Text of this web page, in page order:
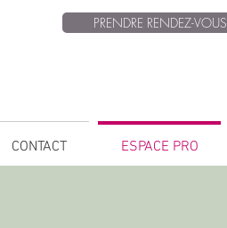
PRENDRE RENDEZ-VOUS
CONTACT ESPACE PRO